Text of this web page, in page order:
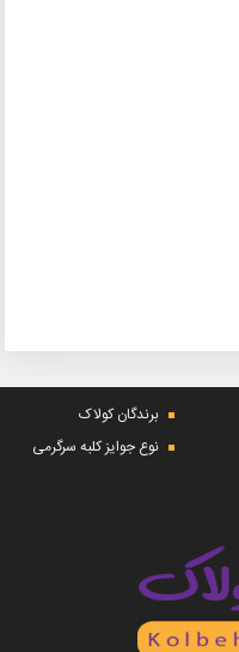
برندگان کولاک
نوع جوایز کلبه سرگرمی